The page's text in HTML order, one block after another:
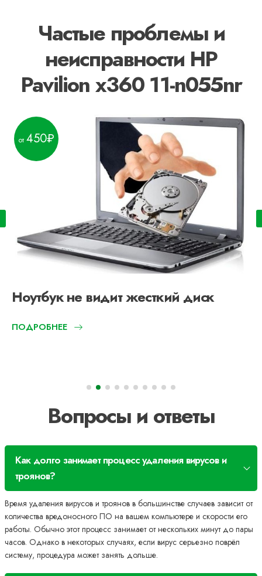
Частые проблемы и
неисправности HP
Pavilion x360 11-n055nr
Ноутбук не видит жесткий диск
450
ПОДРОБНЕЕ
Вопросы и ответы
Как долго занимает процесс удаления вирусов и
троянов?
Время удаления вирусов и троянов в большинстве случаев зависит от
количества вредоносного ПО на вашем компьютере и скорости его
работы. Обычно этот процесс занимает от нескольких минут до пары
часов. Однако в некоторых случаях, если вирус серьезно поврёл
систему, процедура может занять дольше.